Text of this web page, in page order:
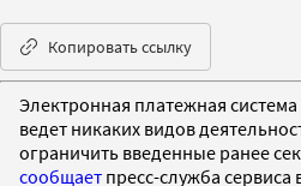
Копировать ссылку
Электронная платежная
ведет никаких видов
ограничить введенные ранее
сообщает пресс-служба сервиса